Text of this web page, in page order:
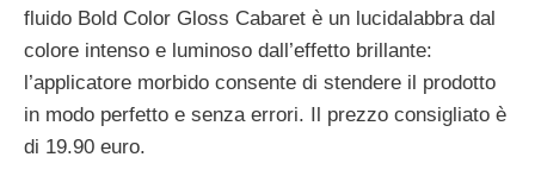
fluido Bold Color Gloss Cabaret è un lucidalabbra dal
colore intenso e luminoso dall’effetto brillante:
l’applicatore morbido consente di stendere il prodotto
in modo perfetto e senza errori. Il prezzo consigliato è
di 19.90 euro.